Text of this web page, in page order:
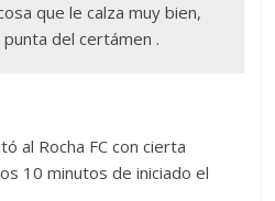
que le calza muy bien,
del certámen .
al Rocha FC con cierta
10 minutos de iniciado el